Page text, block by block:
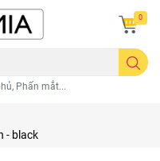
Phấn mắt...
0
- black